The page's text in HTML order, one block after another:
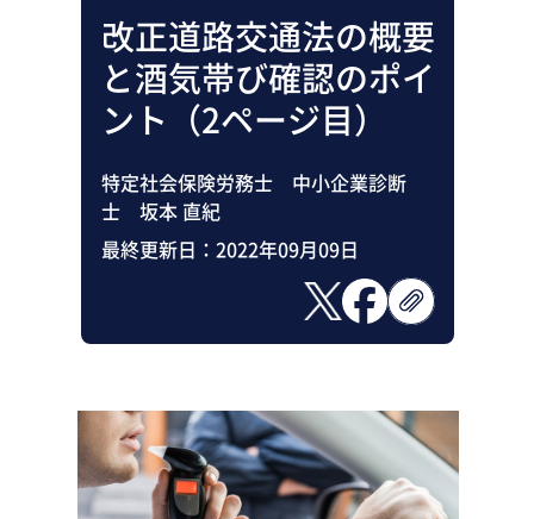
改正道路交通法の概要
と酒気帯び確認のポイ
ント（2ページ目）
特定社会保険労務士 中小企業診断
士 坂本 直紀
最終更新日： 2022年09月09日